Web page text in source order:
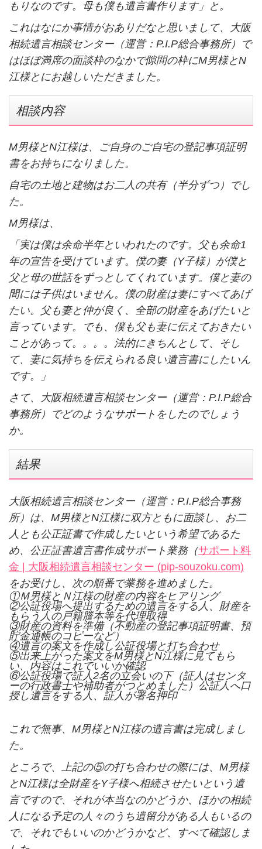
もりなのです。母も僕も遺言書作ります」と。
これはなにか事情がおありだなと思いまして、大阪
相続遺言相談センター（運営：P.I.P総合事務所）で
はほぼ満席の面談枠のなかで隙間の枠にM男様とN
江様とにお越しいただきました。
相談内容
M男様とN江様は、ご自身のご自宅の登記事項証明
書をお持ちになりました。
自宅の土地と建物はお二人の共有（半分ずつ）でし
た。
M男様は、
「実は僕は余命半年といわれたのです。父も余命1
年の宣告を受けています。僕の妻（Y子様）が僕と
父と母の世話をずっとしてくれています。僕と妻の
間には子供はいません。僕の財産は妻にすべてあげ
たい。父も妻と仲が良く、全部の財産をあげたいと
言っています。でも、僕も父も妻に伝えておきたい
ことがあって。。。。法的にきちんとして、そし
て、妻に気持ちを伝えられる良い遺言書にしたいん
です。」
さて、大阪相続遺言相談センター（運営：P.I.P総合
事務所）でどのようなサポートをしたのでしょう
か。
結果
大阪相続遺言相談センター（運営：P.I.P総合事務
所）は、 M男様とN江様に双方ともに面談し、お二
人とも公正証書で作成したいという希望であるた
め、公正証書遺言書作成サポート業務（サポート料
金 | 大阪相続遺言相談センター (pip-souzoku.com)
をお受けし、次の順番で業務を進めました。
①Ｍ男様とＮ江様の財産の内容をヒアリング
②公証役場へ提出するための遺言をする人、財産を
もらう人の戸籍謄本等を代理取得
③財産の資料を準備（不動産の登記事項証明書、預
貯金通帳のコピーなど）
④遺言の案文を作成し公証役場と打ち合わせ
⑤出来上がった案文をM男様とN江様に見てもら
い、内容はこれでいいか確認
⑥公証役場で証人 2名の立会いの下（証人はセンタ
ーの行政書士や補助者がつとめました）公証人へ口
授し遺言をする人、証人が署名押印
これで無事、 M男様とN江様の遺言書は完成しまし
た。
ところで、上記の⑤の打ち合わせの際には、 M男様
とN江様は全財産をY子様へ相続させたいという遺
言ですので、それが本当なのかどうか、ほかの相続
人になる予定の人々のうち遺留分がある人もいるの
で、それでもいいのかどうかなど、すべて確認しま